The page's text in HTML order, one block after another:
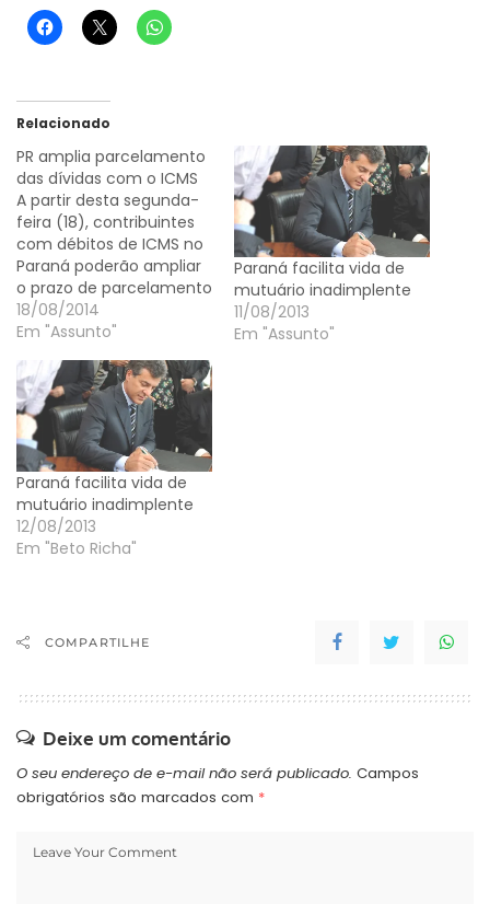
Relacionado
PR amplia parcelamento
das dívidas com o ICMS
A partir desta segunda-
feira (18), contribuintes
com débitos de ICMS no
Paraná poderão ampliar
o prazo de parcelamento
da dívida em até 84
meses. A solicitação
de setembro de 2014. O
parcelamento especial,
previsto na lei estadual
nº 18.159, publicada em 21
de julho de…
18/08/2014
Em "Assunto"
Paraná facilita vida de
mutuário inadimplente
11/08/2013
Em "Assunto"
Paraná facilita vida de
mutuário inadimplente
12/08/2013
Em "Beto Richa"
COMPARTILHE
Deixe um comentário
O seu endereço de e-mail não será publicado. Campos
obrigatórios são marcados com *